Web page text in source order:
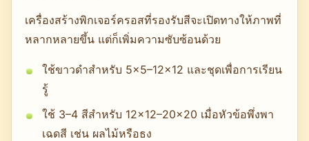
เครื่องสร้างพิกเจอร์ครอสที่รองรับสีจะเปิดทางให้ภาพที่
หลากหลายขึ้น แต่ก็เพิ่มความซับซ้อนด้วย
ใช้ขาวดำสำหรับ 5×5–12×12 และชุดเพื่อการเรียน
รู้
ใช้ 3–4 สีสำหรับ 12×12–20×20 เมื่อหัวข้อพึ่งพา
เฉดสี เช่น ผลไม้หรือธง